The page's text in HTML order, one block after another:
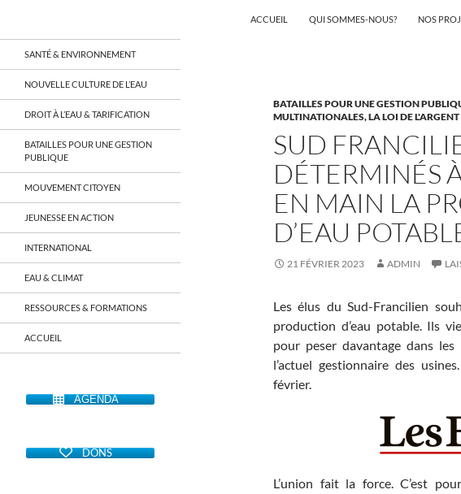
Aller
au
contenu
ACCUEIL QUI SOMMES-NOUS? NOS
BATAILLES POUR UNE GESTION
MULTINATIONALES, LA LOI DE L'ARGENT
SUD
DÉTERMINÉS
EN MAIN LA
D’EAU
21 FÉVRIER 2023 ADMIN
Les élus du Sud-Francilien
production d’eau potable. Ils
pour peser davantage dans
l’actuel gestionnaire des
février.
L’union fait la force. C’est
un réseau qui réunit citoyens et
associations autour de la ressource
territoire français, sur tous les
économique, juridique, de la santé,
culturel…
SANTÉ & ENVIRONNEMENT
NOUVELLE CULTURE DE L’EAU
DROIT À L’EAU & TARIFICATION
BATAILLES POUR UNE GESTION
PUBLIQUE
MOUVEMENT CITOYEN
JEUNESSE EN ACTION
INTERNATIONAL
EAU & CLIMAT
RESSOURCES & FORMATIONS
ACCUEIL
AGENDA
DONS